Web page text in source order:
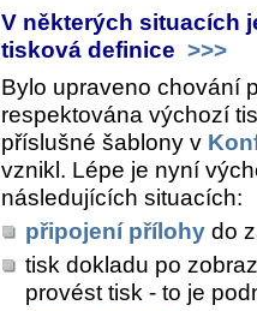
V některých situacích
tisková definice >>>
Bylo upraveno chování
respektována výchozí
příslušné šablony v
vznikl. Lépe je nyní
následujících situacích:
připojení přílohy do
tisk dokladu po
provést tisk - to je